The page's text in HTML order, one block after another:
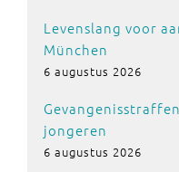
Levenslang voor
München
6 augustus 2026
jongeren
6 augustus 2026